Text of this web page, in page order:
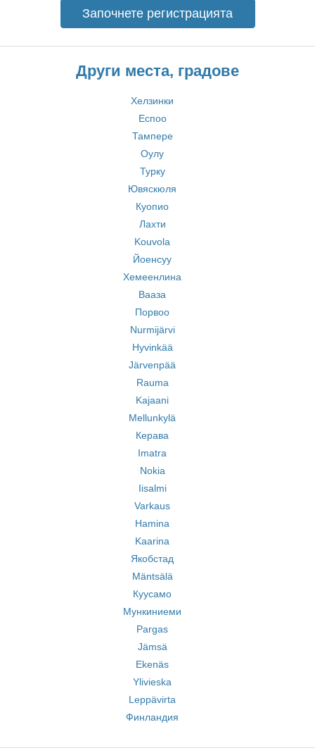
Започнете регистрацията
Други места, градове
Хелзинки
Еспоо
Тампере
Оулу
Турку
Ювяскюля
Куопио
Лахти
Kouvola
Йоенсуу
Хемеенлина
Вааза
Порвоо
Nurmijärvi
Hyvinkää
Järvenpää
Rauma
Kajaani
Mellunkylä
Керава
Imatra
Nokia
Iisalmi
Varkaus
Hamina
Kaarina
Якобстад
Mäntsälä
Куусамо
Мункиниеми
Pargas
Jämsä
Ekenäs
Ylivieska
Leppävirta
Финландия